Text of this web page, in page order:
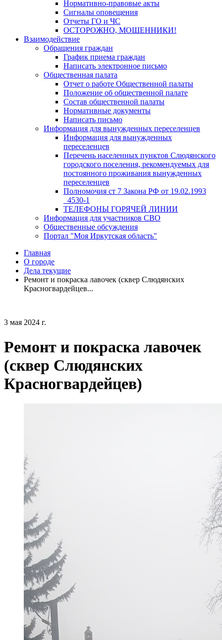
Нормативно-правовые акты
Сигналы оповещения
Отчеты ГО и ЧС
ОСТОРОЖНО, МОШЕННИКИ!
Взаимодействие
Обращения граждан
График приема граждан
Написать электронное письмо
Общественная палата
Отчет о работе Общественной палаты
Положение об общественной палате
Состав общественной палаты
Нормативные документы
Написать письмо
Информация для вынужденных переселенцев
Информация для вынужденных
переселенцев
Перечень населенных пунктов Слюдянского
городского поселения, рекомендуемых для
постоянного проживания вынужденных
переселенцев
Полномочия ст 7 Закона РФ от 19.02.1993
_4530-1
ТЕЛЕФОНЫ ГОРЯЧЕЙ ЛИНИИ
Информация для участников СВО
Общественные обсуждения
Портал "Моя Иркутская область"
Главная
О городе
Дела текущие
Ремонт и покраска лавочек (сквер Слюдянских
Красногвардейцев...
3 мая 2024 г.
Ремонт и покраска лавочек
(сквер Слюдянских
Красногвардейцев)